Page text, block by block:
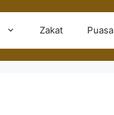
Zakat Puasa